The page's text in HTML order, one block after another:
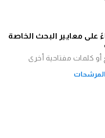
على معايير البحث الخاصة
كلمات مفتاحية أخرى